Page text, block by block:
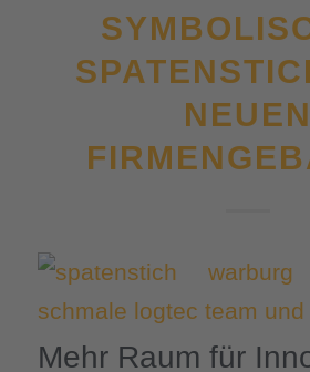
NEUEN
Mehr Raum für